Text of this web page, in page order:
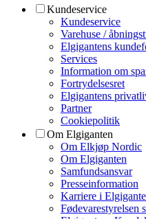
Kundeservice
Kundeservice
Varehuse /
Elgigantens
Services
Information om
Fortrydelsesret
Elgigantens
Partner
Cookiepolitik
Om Elgiganten
Om Elkjøp Nordic
Om Elgiganten
Samfundsansvar
Presseinformation
Karriere i
Fødevarestyrelsen